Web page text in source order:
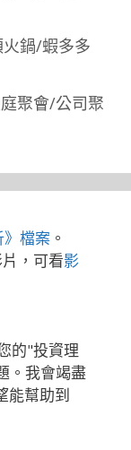
火鍋/蝦多多
聚會/公司聚
》檔案 。
，可看影
的"投資理
。我會竭盡
能幫助到